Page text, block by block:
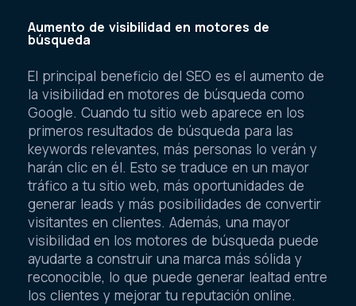
Aumento de visibilidad en motores de
búsqueda
El principal beneficio del SEO es el aumento de
la visibilidad en motores de búsqueda como
Google. Cuando tu sitio web aparece en los
primeros resultados de búsqueda para las
keywords relevantes, más personas lo verán y
harán clic en él. Esto se traduce en un mayor
tráfico a tu sitio web, más oportunidades de
generar leads y más posibilidades de convertir
visitantes en clientes. Además, una mayor
visibilidad en los motores de búsqueda puede
ayudarte a construir una marca más sólida y
reconocible, lo que puede generar lealtad entre
los clientes y mejorar tu reputación online.